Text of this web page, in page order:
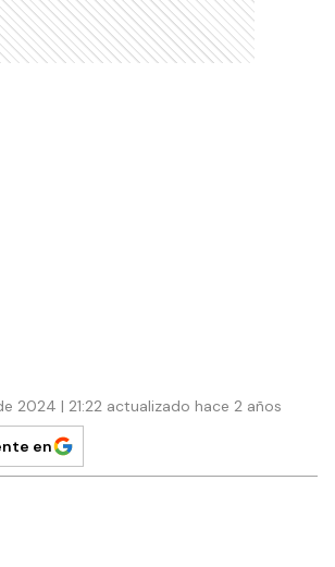
2024 | 21:22 actualizado hace 2 años
en